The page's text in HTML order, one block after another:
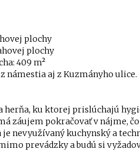
plochy
plochy
409 m²
námestia aj z Kuzmányho ulice.
herňa, ku ktorej prislúchajú
záujem pokračovať v nájme,
nevyužívaný kuchynský a
prevádzky a budú si